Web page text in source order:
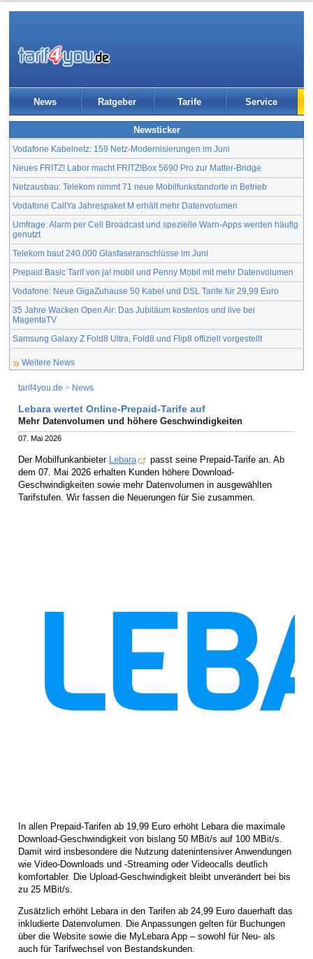
News Ratgeber Tarife Service
Newsticker
Vodafone Kabelnetz: 159 Netz-Modernisierungen im Juni
Neues FRITZ! Labor macht FRITZ!Box 5690 Pro zur Matter-Bridge
Netzausbau: Telekom nimmt 71 neue Mobilfunkstandorte in Betrieb
Vodafone CallYa Jahrespaket M erhält mehr Datenvolumen
Umfrage: Alarm per Cell Broadcast und spezielle Warn-Apps werden häufig
genutzt
Telekom baut 240.000 Glasfaseranschlüsse im Juni
Prepaid Basic Tarif von ja! mobil und Penny Mobil mit mehr Datenvolumen
Vodafone: Neue GigaZuhause 50 Kabel und DSL Tarife für 29,99 Euro
35 Jahre Wacken Open Air: Das Jubiläum kostenlos und live bei
MagentaTV
Samsung Galaxy Z Fold8 Ultra, Fold8 und Flip8 offiziell vorgestellt
Weitere News
tarif4you.de > News
Lebara wertet Online-Prepaid-Tarife auf
Mehr Datenvolumen und höhere Geschwindigkeiten
07. Mai 2026
Der Mobilfunkanbieter Lebara
passt seine Prepaid-Tarife an. Ab
dem 07. Mai 2026 erhalten Kunden höhere Download-
Geschwindigkeiten sowie mehr Datenvolumen in ausgewählten
Tarifstufen. Wir fassen die Neuerungen für Sie zusammen.
In allen Prepaid-Tarifen ab 19,99 Euro erhöht Lebara die maximale
Download-Geschwindigkeit von bislang 50 MBit/s auf 100 MBit/s.
Damit wird insbesondere die Nutzung datenintensiver Anwendungen
wie Video-Downloads und -Streaming oder Videocalls deutlich
komfortabler. Die Upload-Geschwindigkeit bleibt unverändert bei bis
zu 25 MBit/s.
Zusätzlich erhöht Lebara in den Tarifen ab 24,99 Euro dauerhaft das
inkludierte Datenvolumen. Die Anpassungen gelten für Buchungen
über die Website sowie die MyLebara App – sowohl für Neu- als
auch für Tarifwechsel von Bestandskunden.